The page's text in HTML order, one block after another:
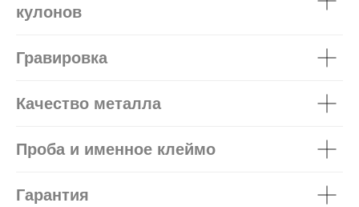
кулонов
Гравировка
Качество металла
Проба и именное клеймо
Гарантия